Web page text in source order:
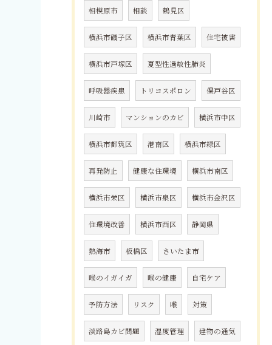
相模原市 相談 鶴見区
横浜市磯子区 横浜市青葉区 住宅被害
横浜市戸塚区 夏型性過敏性肺炎
呼吸器疾患 トリコスポロン 保戸谷区
川崎市 マンションのカビ 横浜市中区
横浜市都筑区 港南区 横浜市緑区
再発防止 健康な住環境 横浜市南区
横浜市栄区 横浜市泉区 横浜市金沢区
住環境改善 横浜市西区 静岡県
熱海市 板橋区 さいたま市
喉のイガイガ 喉の健康 自宅ケア
予防方法 リスク 喉 対策
淡路島カビ問題 湿度管理 建物の通気